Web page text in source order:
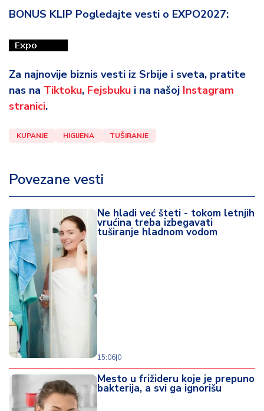
BONUS KLIP Pogledajte vesti o EXPO2027:
Za najnovije biznis vesti iz Srbije i sveta, pratite
nas na Tiktoku, Fejsbuku i na našoj Instagram
stranici.
KUPANJE HIGIJENA TUŠIRANJE
Povezane vesti
Ne hladi već šteti - tokom letnjih
vrućina treba izbegavati
tuširanje hladnom vodom
15:06|0
Mesto u frižideru koje je prepuno
bakterija, a svi ga ignorišu